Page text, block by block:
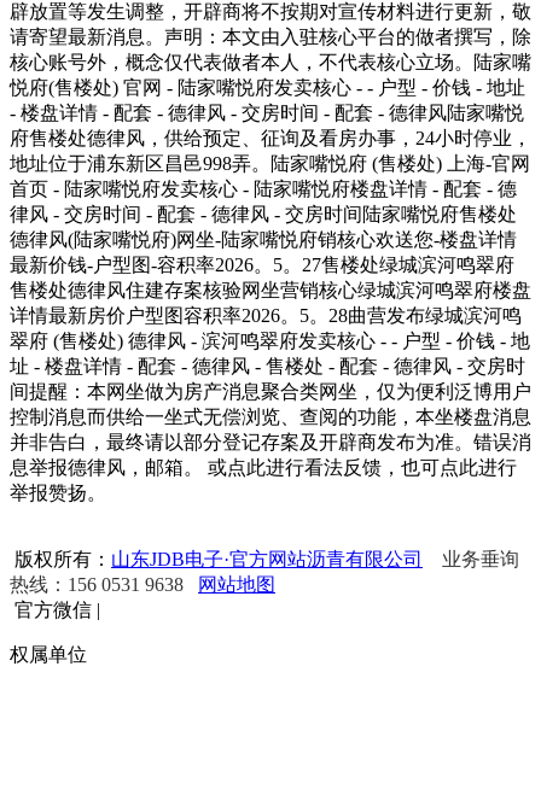
辟放置等发生调整，开辟商将不按期对宣传材料进行更新，敬
请寄望最新消息。声明：本文由入驻核心平台的做者撰写，除
核心账号外，概念仅代表做者本人，不代表核心立场。陆家嘴
悦府(售楼处) 官网 - 陆家嘴悦府发卖核心 - - 户型 - 价钱 - 地址
- 楼盘详情 - 配套 - 德律风 - 交房时间 - 配套 - 德律风陆家嘴悦
府售楼处德律风，供给预定、征询及看房办事，24小时停业，
地址位于浦东新区昌邑998弄。陆家嘴悦府 (售楼处) 上海-官网
首页 - 陆家嘴悦府发卖核心 - 陆家嘴悦府楼盘详情 - 配套 - 德
律风 - 交房时间 - 配套 - 德律风 - 交房时间陆家嘴悦府售楼处
德律风(陆家嘴悦府)网坐-陆家嘴悦府销核心欢送您-楼盘详情
最新价钱-户型图-容积率2026。5。27售楼处绿城滨河鸣翠府
售楼处德律风住建存案核验网坐营销核心绿城滨河鸣翠府楼盘
详情最新房价户型图容积率2026。5。28曲营发布绿城滨河鸣
翠府 (售楼处) 德律风 - 滨河鸣翠府发卖核心 - - 户型 - 价钱 - 地
址 - 楼盘详情 - 配套 - 德律风 - 售楼处 - 配套 - 德律风 - 交房时
间提醒：本网坐做为房产消息聚合类网坐，仅为便利泛博用户
控制消息而供给一坐式无偿浏览、查阅的功能，本坐楼盘消息
并非告白，最终请以部分登记存案及开辟商发布为准。错误消
息举报德律风，邮箱。 或点此进行看法反馈，也可点此进行
举报赞扬。
版权所有： 山东JDB电子·官方网站沥青有限公司
业务垂询
热线：156 0531 9638
网站地图
官方微信 |
权属单位